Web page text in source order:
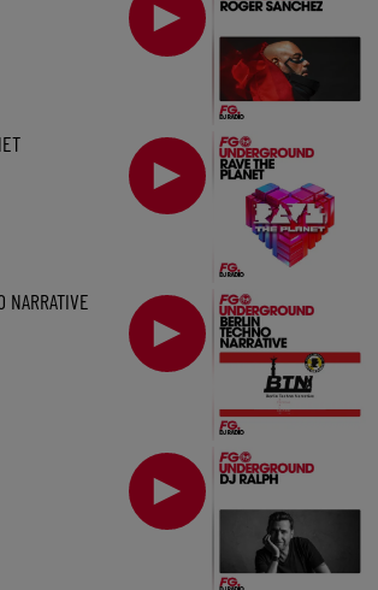
NARRATIVE